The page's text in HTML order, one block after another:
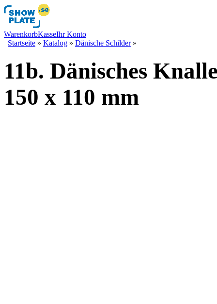
WarenkorbKasseIhr Konto
Startseite » Katalog » Dänische Schilder»
11b. Dänisches
150 x 110 mm